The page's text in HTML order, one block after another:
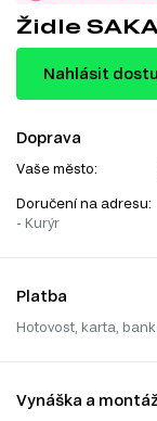
Židle
Nahlásit
Doprava
Vaše město:
Doručení na adresu:
- Kurýr
Platba
Hotovost, karta,
Vynáška a montáž